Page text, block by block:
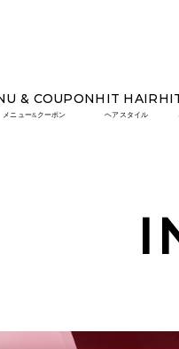
& COUPON
メニュー&クーポン
HIT HAIR
ヘアスタイル
【予約受付中】ヘアメイク・着